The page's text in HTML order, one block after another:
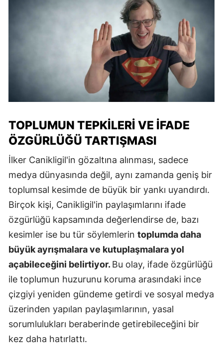
TOPLUMUN TEPKILERI VE İFADE
ÖZGÜRLÜĞÜ TARTIŞMASI
İlker Canikligil'in gözaltına alınması, sadece
medya dünyasında değil, aynı zamanda geniş bir
toplumsal kesimde de büyük bir yankı uyandırdı.
Birçok kişi, Canikligil'in paylaşımlarını ifade
özgürlüğü kapsamında değerlendirse de, bazı
kesimler ise bu tür söylemlerin toplumda daha
büyük ayrışmalara ve kutuplaşmalara yol
açabileceğini belirtiyor.Bu olay, ifade özgürlüğü
ile toplumun huzurunu koruma arasındaki ince
çizgiyi yeniden gündeme getirdi ve sosyal medya
üzerinden yapılan paylaşımlarının, yasal
sorumlulukları beraberinde getirebileceğini bir
kez daha hatırlattı.